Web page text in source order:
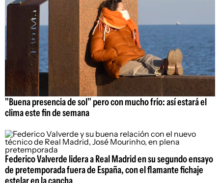
"Buena presencia de sol" pero con mucho frío: así estará el
clima este fin de semana
Federico Valverde lidera a Real Madrid en su segundo ensayo
de pretemporada fuera de España, con el flamante fichaje
estelar en la cancha